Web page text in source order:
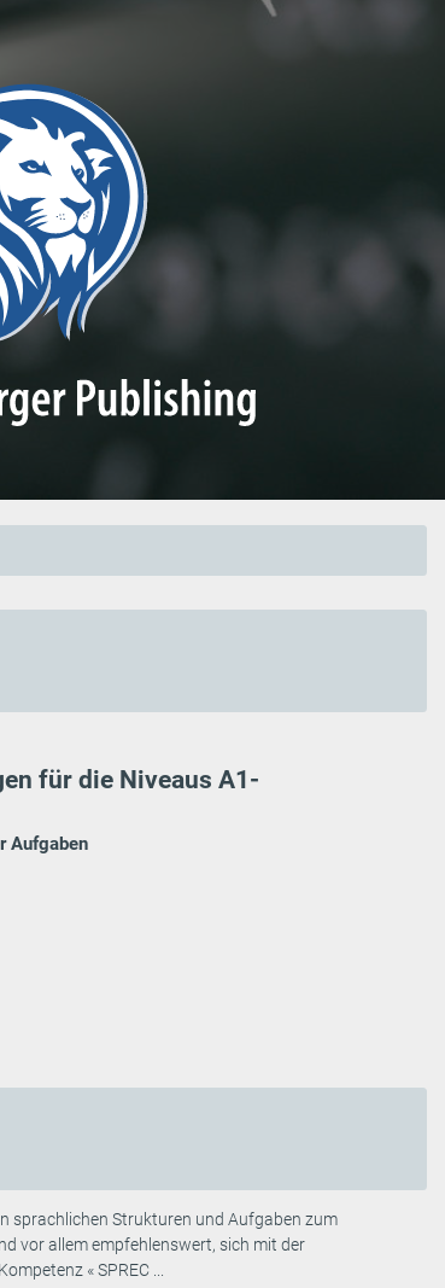
für die Niveaus A1-
Aufgaben
sprachlichen Strukturen und Aufgaben zum
vor allem empfehlenswert, sich mit der
« SPREC ...